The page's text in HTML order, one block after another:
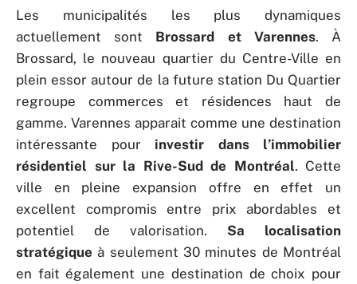
Les municipalités les plus dynamiques
actuellement sont Brossard et Varennes. À
Brossard, le nouveau quartier du Centre-Ville en
plein essor autour de la future station Du Quartier
regroupe commerces et résidences haut de
gamme. Varennes apparait comme une destination
intéressante pour investir dans l’immobilier
résidentiel sur la Rive-Sud de Montréal. Cette
ville en pleine expansion offre en effet un
excellent compromis entre prix abordables et
potentiel de valorisation. Sa localisation
stratégique à seulement 30 minutes de Montréal
en fait également une destination de choix pour